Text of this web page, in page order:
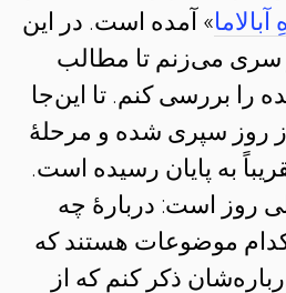
» آمده است. در این
سری می‌زنم تا مطالب
را بررسی کنم. تا این‌جا
سپری شده و مرحلهٔ
به پایان رسیده است.
روز است: دربارهٔ چه
موضوعات هستند که
ذکر کنم که از